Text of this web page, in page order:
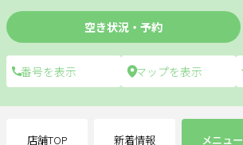
スクール・
トレーニング
空き状況・予約
店舗TOP 新着情報 メニュー